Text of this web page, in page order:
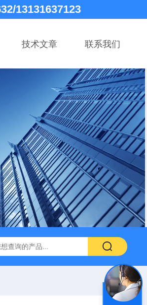
13131637123
技术文章 联系我们
天花板 防火抗下陷 吸音吊顶 玻纤